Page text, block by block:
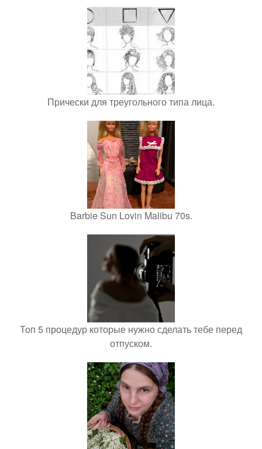
Прически для треугольного типа лица.
Barbie Sun Lovin Malibu 70s.
Топ 5 процедур которые нужно сделать тебе перед
отпуском.